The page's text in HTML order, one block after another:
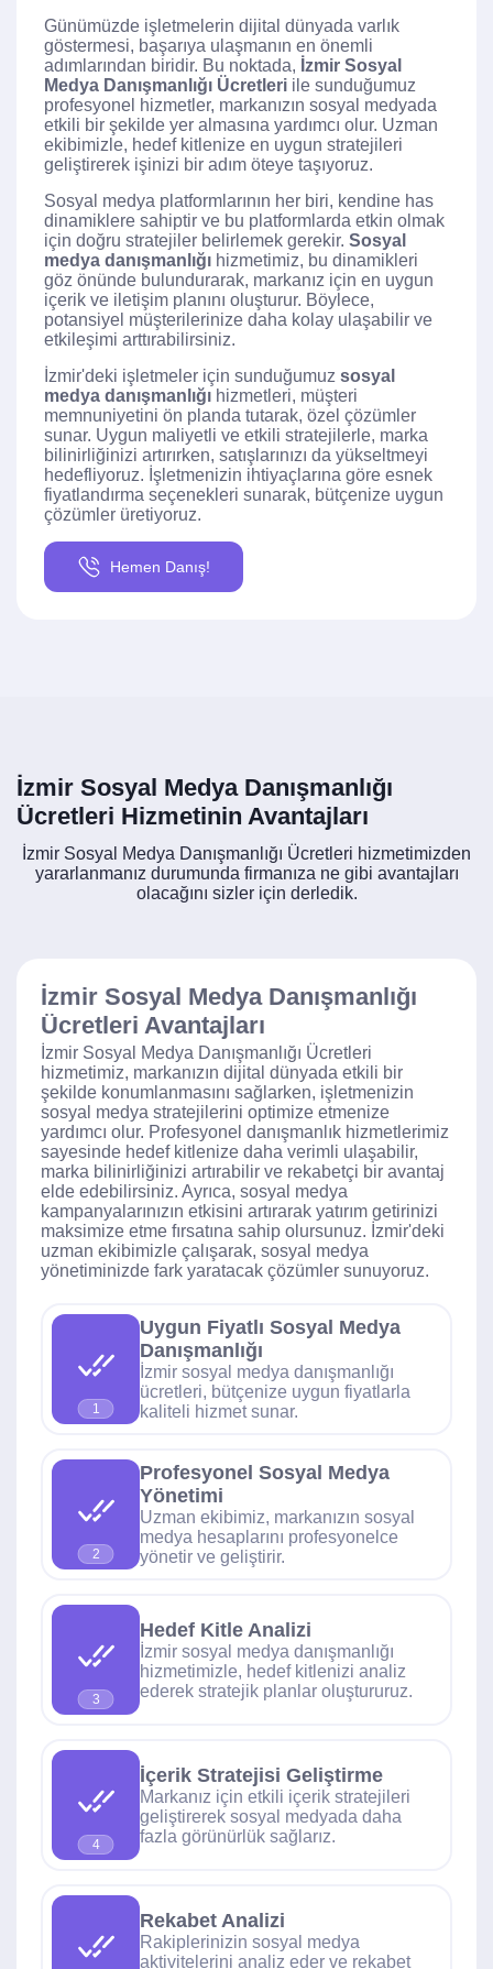
Günümüzde işletmelerin dijital dünyada varlık
göstermesi, başarıya ulaşmanın en önemli
adımlarından biridir. Bu noktada, İzmir Sosyal
Medya Danışmanlığı Ücretleri ile sunduğumuz
profesyonel hizmetler, markanızın sosyal medyada
etkili bir şekilde yer almasına yardımcı olur. Uzman
ekibimizle, hedef kitlenize en uygun stratejileri
geliştirerek işinizi bir adım öteye taşıyoruz.
Sosyal medya platformlarının her biri, kendine has
dinamiklere sahiptir ve bu platformlarda etkin olmak
için doğru stratejiler belirlemek gerekir. Sosyal
medya danışmanlığı hizmetimiz, bu dinamikleri
göz önünde bulundurarak, markanız için en uygun
içerik ve iletişim planını oluşturur. Böylece,
potansiyel müşterilerinize daha kolay ulaşabilir ve
etkileşimi arttırabilirsiniz.
İzmir'deki işletmeler için sunduğumuz sosyal
medya danışmanlığı hizmetleri, müşteri
memnuniyetini ön planda tutarak, özel çözümler
sunar. Uygun maliyetli ve etkili stratejilerle, marka
bilinirliğinizi artırırken, satışlarınızı da yükseltmeyi
hedefliyoruz. İşletmenizin ihtiyaçlarına göre esnek
fiyatlandırma seçenekleri sunarak, bütçenize uygun
çözümler üretiyoruz.
Hemen Danış!
İzmir Sosyal Medya Danışmanlığı
Ücretleri Hizmetinin Avantajları
İzmir Sosyal Medya Danışmanlığı Ücretleri hizmetimizden
yararlanmanız durumunda firmanıza ne gibi avantajları
olacağını sizler için derledik.
İzmir Sosyal Medya Danışmanlığı
Ücretleri Avantajları
İzmir Sosyal Medya Danışmanlığı Ücretleri
hizmetimiz, markanızın dijital dünyada etkili bir
şekilde konumlanmasını sağlarken, işletmenizin
sosyal medya stratejilerini optimize etmenize
yardımcı olur. Profesyonel danışmanlık hizmetlerimiz
sayesinde hedef kitlenize daha verimli ulaşabilir,
marka bilinirliğinizi artırabilir ve rekabetçi bir avantaj
elde edebilirsiniz. Ayrıca, sosyal medya
kampanyalarınızın etkisini artırarak yatırım getirinizi
maksimize etme fırsatına sahip olursunuz. İzmir'deki
uzman ekibimizle çalışarak, sosyal medya
yönetiminizde fark yaratacak çözümler sunuyoruz.
1
Uygun Fiyatlı Sosyal Medya
Danışmanlığı
İzmir sosyal medya danışmanlığı
ücretleri, bütçenize uygun fiyatlarla
kaliteli hizmet sunar.
2
Profesyonel Sosyal Medya
Yönetimi
Uzman ekibimiz, markanızın sosyal
medya hesaplarını profesyonelce
yönetir ve geliştirir.
3
Hedef Kitle Analizi
İzmir sosyal medya danışmanlığı
hizmetimizle, hedef kitlenizi analiz
ederek stratejik planlar oluştururuz.
4
İçerik Stratejisi Geliştirme
Markanız için etkili içerik stratejileri
geliştirerek sosyal medyada daha
fazla görünürlük sağlarız.
Rekabet Analizi
Rakiplerinizin sosyal medya
aktivitelerini analiz eder ve rekabet